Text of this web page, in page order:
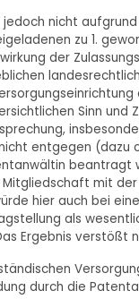
nicht
zu 1.
der
Sinn und
nicht entgegen
beantragt
mit
hier auch bei
als
Ergebnis verstößt
durch die